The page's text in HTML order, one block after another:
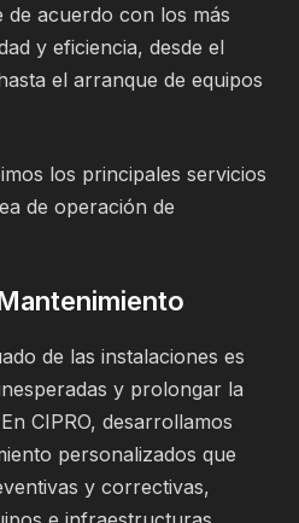
acuerdo con los más
y eficiencia, desde el
el arranque de equipos
los principales servicios
de operación de
de las instalaciones es
y prolongar la
CIPRO, desarrollamos
personalizados que
y correctivas,